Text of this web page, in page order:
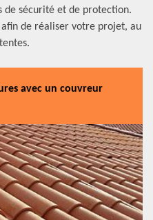
de sécurité et de protection.
afin de réaliser votre projet, au
avec un couvreur